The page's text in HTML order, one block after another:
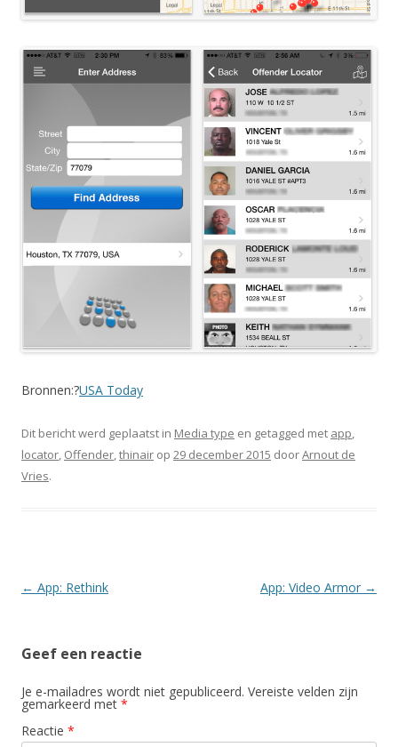
Bronnen:?USA Today
Dit bericht werd geplaatst in Media type en getagged met app,
locator, Offender,thinair op 29 december 2015 doorArnout de
Vries.
Berichtnavigatie
← App: Rethink App: Video Armor →
Geef een reactie
Je e-mailadres wordt niet gepubliceerd. Vereiste velden zijn
gemarkeerd met *
Reactie *